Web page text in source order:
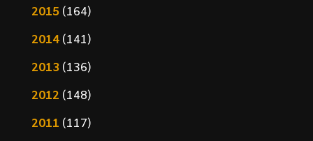
2015(164)
2014(141)
2013(136)
2012 (148)
2011 (117)